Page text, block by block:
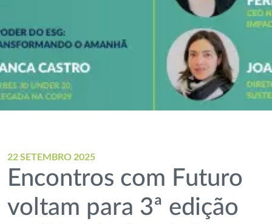
22 SETEMBRO 2025
Encontros com Futuro
voltam para 3ª edição